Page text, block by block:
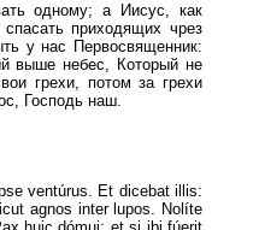
одному; а Иисус, как
приходящих чрез
у нас Первосвященник:
выше небес, Который не
грехи, потом за грехи
Господь наш.
ventúrus. Et dicebat illis:
agnos inter lupos. Nolíte